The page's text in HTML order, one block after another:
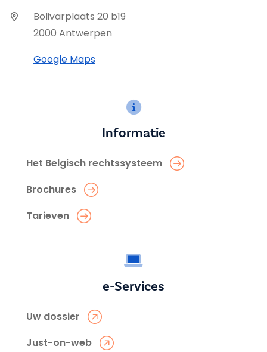
Bolivarplaats 20 b19
2000 Antwerpen
Google Maps
Informatie
Het Belgisch rechtssysteem
Brochures
Tarieven
e-Services
Uw dossier
Just-on-web